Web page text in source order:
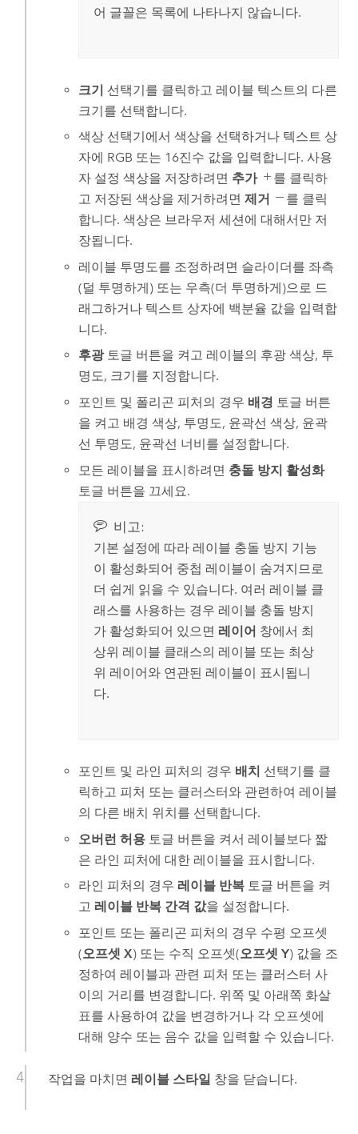
어 글꼴은 목록에 나타나지 않습니다.
크기 선택기를 클릭하고 레이블 텍스트의 다른
크기를 선택합니다.
색상 선택기에서 색상을 선택하거나 텍스트 상
자에 RGB 또는 16진수 값을 입력합니다. 사용
자 설정 색상을 저장하려면 추가
를 클릭하
고 저장된 색상을 제거하려면제거
를 클릭
합니다. 색상은 브라우저 세션에 대해서만 저
장됩니다.
레이블 투명도를 조정하려면 슬라이더를 좌측
(덜 투명하게) 또는 우측(더 투명하게)으로 드
래그하거나 텍스트 상자에 백분율 값을 입력합
니다.
후광토글 버튼을 켜고 레이블의 후광 색상, 투
명도, 크기를 지정합니다.
포인트 및 폴리곤 피처의 경우 배경 토글 버튼
을 켜고 배경 색상, 투명도, 윤곽선 색상, 윤곽
선 투명도, 윤곽선 너비를 설정합니다.
모든 레이블을 표시하려면 충돌 방지 활성화
토글 버튼을 끄세요.
비고:
기본 설정에 따라 레이블 충돌 방지 기능
이 활성화되어 중첩 레이블이 숨겨지므로
더 쉽게 읽을 수 있습니다. 여러 레이블 클
래스를 사용하는 경우 레이블 충돌 방지
가 활성화되어 있으면 레이어 창에서 최
상위 레이블 클래스의 레이블 또는 최상
위 레이어와 연관된 레이블이 표시됩니
다.
포인트 및 라인 피처의 경우 배치 선택기를 클
릭하고 피처 또는 클러스터와 관련하여 레이블
의 다른 배치 위치를 선택합니다.
오버런 허용 토글 버튼을 켜서 레이블보다 짧
은 라인 피처에 대한 레이블을 표시합니다.
라인 피처의 경우 레이블 반복 토글 버튼을 켜
고 레이블 반복 간격 값을 설정합니다.
포인트 또는 폴리곤 피처의 경우 수평 오프셋
(오프셋 X) 또는 수직 오프셋(오프셋 Y) 값을 조
정하여 레이블과 관련 피처 또는 클러스터 사
이의 거리를 변경합니다. 위쪽 및 아래쪽 화살
표를 사용하여 값을 변경하거나 각 오프셋에
대해 양수 또는 음수 값을 입력할 수 있습니다.
작업을 마치면 레이블 스타일 창을 닫습니다.